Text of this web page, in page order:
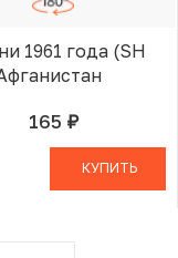
1961 года (SH
165 руб.В КОРЗИНЕ
КУПИТЬ